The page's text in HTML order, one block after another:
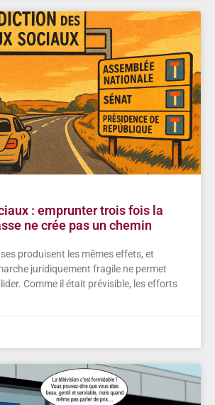
: emprunter trois fois la
ne crée pas un chemin
produisent les mêmes effets, et
juridiquement fragile ne permet
Comme il était prévisible, les efforts